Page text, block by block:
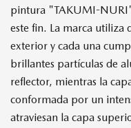
pintura "TAKUMI-
este fin. La marca utiliza
exterior y cada una
brillantes partículas de
reflector, mientras la
conformada por un
atraviesan la capa